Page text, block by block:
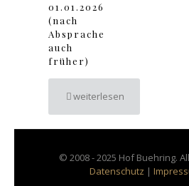
01.01.2026
(nach
Absprache
auch
früher)
weiterlesen
© 2008 - 2025 Hof Buehring.
Datenschutz |